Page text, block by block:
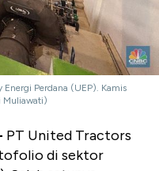
Energi Perdana (UEP). Kamis
Muliawati)
PT United Tractors
di sektor